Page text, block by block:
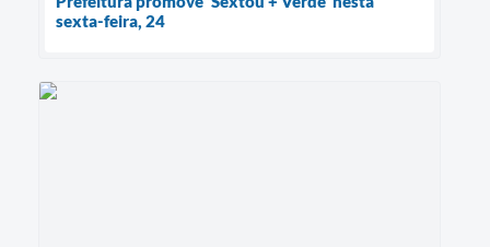
sexta-feira, 24